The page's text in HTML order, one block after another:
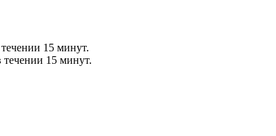
15 минут.
течении 15 минут.